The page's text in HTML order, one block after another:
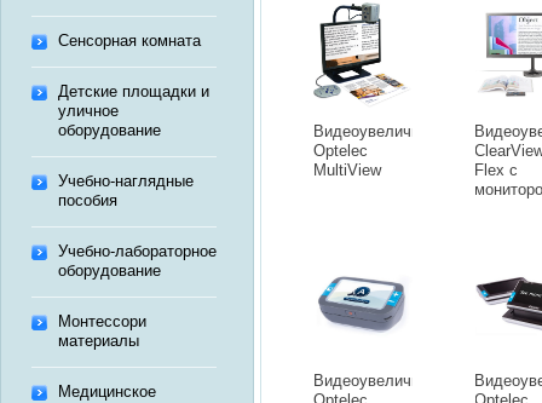
Сенсорная комната
Детские площадки и
уличное
оборудование
Учебно-наглядные
пособия
Учебно-лабораторное
оборудование
Монтессори
материалы
Медицинское
Видеоувеличитель
Optelec
MultiView
Flex с
Видеоувеличитель